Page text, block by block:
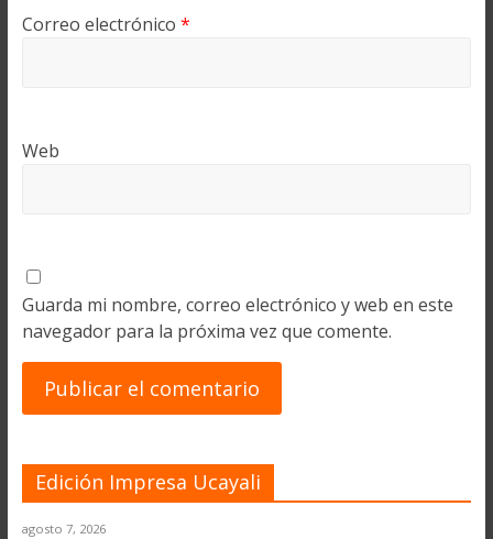
Correo electrónico *
Web
Guarda mi nombre, correo electrónico y web en este
navegador para la próxima vez que comente.
Edición Impresa Ucayali
agosto 7, 2026